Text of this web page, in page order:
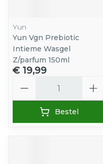
Yun
Yun Vgn Prebiotic
Intieme Wasgel
Z/parfum 150ml
€ 19,99
Bestel